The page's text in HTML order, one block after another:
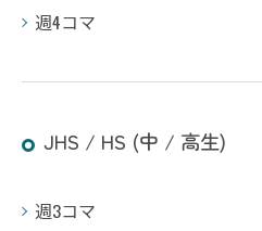
週4コマ
JHS / HS (中 / 高生)
週3コマ